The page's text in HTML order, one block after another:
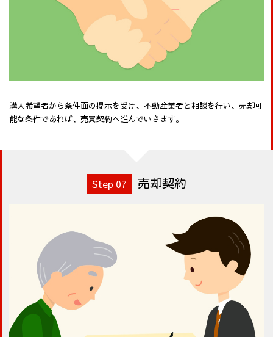
購入希望者から条件面の提示を受け、不動産業者と相談を行い、売却可
能な条件であれば、売買契約へ進んでいきます。
Step 07 売却契約